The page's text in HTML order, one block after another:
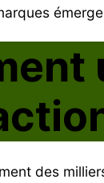
des